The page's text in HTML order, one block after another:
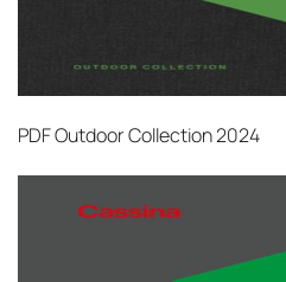
PDFOutdoor Collection 2024